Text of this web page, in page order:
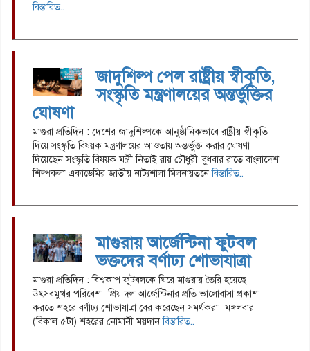
বিস্তারিত..
জাদুশিল্প পেল রাষ্ট্রীয় স্বীকৃতি,
সংস্কৃতি মন্ত্রণালয়ের অন্তর্ভুক্তির
ঘোষণা
মাগুরা প্রতিদিন : দেশের জাদুশিল্পকে আনুষ্ঠানিকভাবে রাষ্ট্রীয় স্বীকৃতি
দিয়ে সংস্কৃতি বিষয়ক মন্ত্রণালয়ের আওতায় অন্তর্ভুক্ত করার ঘোষণা
দিয়েছেন সংস্কৃতি বিষয়ক মন্ত্রী নিতাই রায় চৌধুরী।বুধবার রাতে বাংলাদেশ
শিল্পকলা একাডেমির জাতীয় নাট্যশালা মিলনায়তনেবিস্তারিত..
মাগুরায় আর্জেন্টিনা ফুটবল
ভক্তদের বর্ণাঢ্য শোভাযাত্রা
মাগুরা প্রতিদিন : বিশ্বকাপ ফুটবলকে ঘিরে মাগুরায় তৈরি হয়েছে
উৎসবমুখর পরিবেশ। প্রিয় দল আর্জেন্টিনার প্রতি ভালোবাসা প্রকাশ
করতে শহরে বর্ণাঢ্য শোভাযাত্রা বের করেছেন সমর্থকরা। মঙ্গলবার
(বিকাল ৫টা) শহরের নোমানী ময়দানবিস্তারিত..